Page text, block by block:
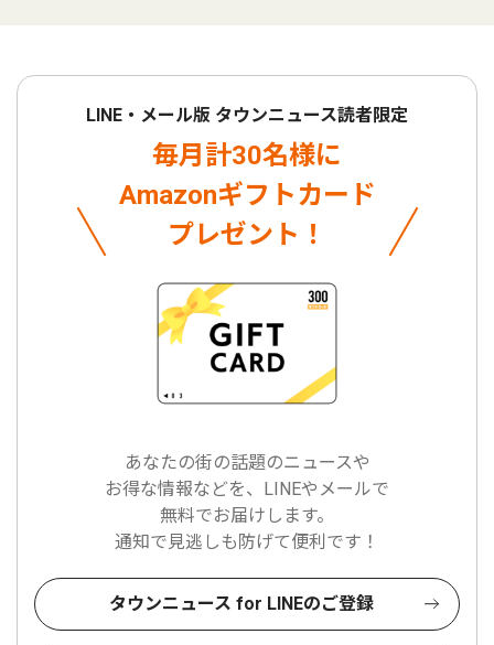
LINE・メール版 タウンニュース読者限定
毎月計30名様に
Amazonギフトカード
プレゼント！
あなたの街の話題のニュースや
お得な情報などを、LINEやメールで
無料でお届けします。
通知で見逃しも防げて便利です！
タウンニュース for LINEのご登録